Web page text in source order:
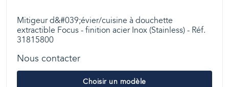
Mitigeur d&#039;évier/cuisine à douchette
extractible Focus - finition acier Inox (Stainless) - Réf.
31815800
Nous contacter
Choisir un modèle